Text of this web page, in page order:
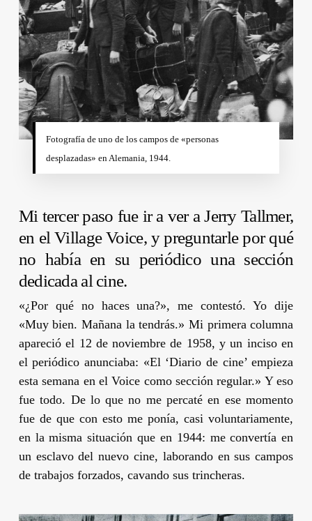
Fotografía de uno de los campos de «personas
desplazadas» en Alemania, 1944.
Mi tercer paso fue ir a ver aJerry Tallmer,
en elVillage Voice, y preguntarle por qué
no había en su periódico una sección
dedicada al cine.
«¿Por qué no haces una?», me contestó. Yo dije
«Muy bien. Mañana la tendrás.» Mi primera columna
apareció el 12 de noviembre de 1958, y un inciso en
el periódico anunciaba: «El ‘Diario de cine’ empieza
esta semana en elVoice como sección regular.» Y eso
fue todo. De lo que no me percaté en ese momento
fue de que con esto me ponía, casi voluntariamente,
en la misma situación que en 1944: me convertía en
un esclavo del nuevo cine, laborando en sus campos
de trabajos forzados, cavando sus trincheras.